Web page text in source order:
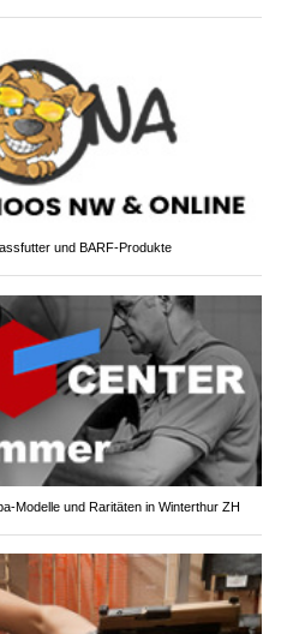
und BARF-Produkte
Modelle und Raritäten in Winterthur ZH